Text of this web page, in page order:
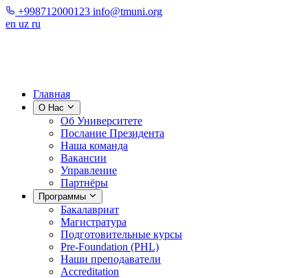
+998712000123 info@tmuni.org
en uz ru
Главная
О Нас
Об Университете
Послание Президента
Наша команда
Вакансии
Управление
Партнёры
Программы
Бакалавриат
Магистратура
Подготовительные курсы
Pre-Foundation (PHL)
Наши преподаватели
Accreditation